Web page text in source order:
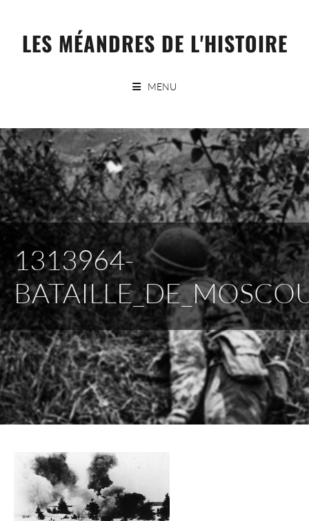
contentLES MÉANDRES DE L'HISTOIRE
MENU
1313964-